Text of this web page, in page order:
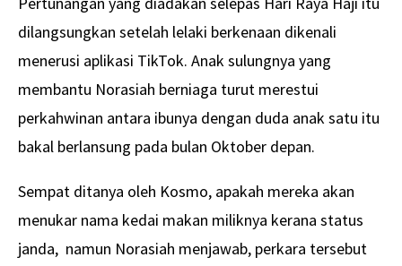
dilangsungkan setelah lelaki berkenaan dikenali
menerusi aplikasi TikTok. Anak sulungnya yang
membantu Norasiah berniaga turut merestui
perkahwinan antara ibunya dengan duda anak satu itu
bakal berlansung pada bulan Oktober depan.
Sempat ditanya oleh Kosmo, apakah mereka akan
menukar nama kedai makan miliknya kerana status
janda, namun Norasiah menjawab, perkara tersebut